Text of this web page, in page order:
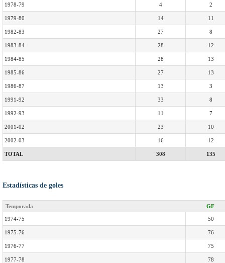
1978-79 4 2
1979-80 14 11
1982-83 27 8
1983-84 28 12
1984-85 28 13
1985-86 27 13
1986-87 13 3
1991-92 33 8
1992-93 11 7
2001-02 23 10
2002-03 16 12
TOTAL 308 135
Estadísticas de goles
Temporada GF
1974-75 50
1975-76 76
1976-77 75
1977-78 78